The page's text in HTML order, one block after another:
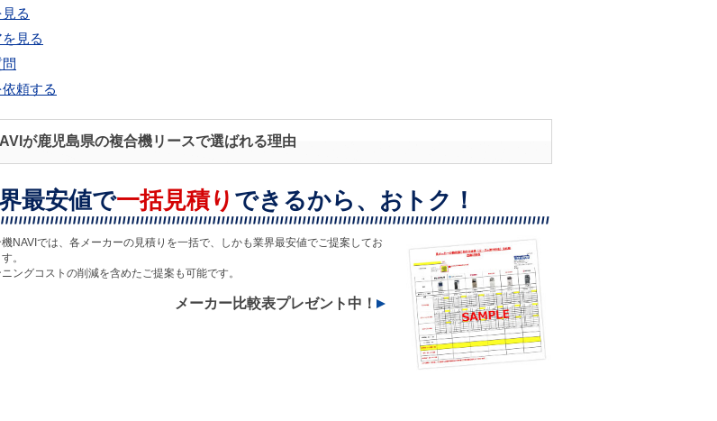
る
見る
頼する
が鹿児島県の複合機リースで選ばれる理由
最安値で一括見積り できるから、おトク！
NAVIでは、各メーカーの見積りを一括で、しかも業界最安値でご提案してお
。
ングコストの削減を含めたご提案も可能です。
メーカー比較表プレゼント中！